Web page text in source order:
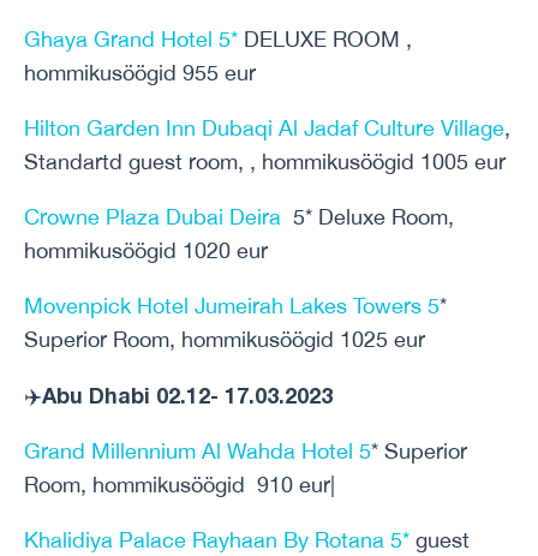
Ghaya Grand Hotel 5* DELUXE ROOM ,
hommikusöögid 955 eur
Hilton Garden Inn Dubaqi Al Jadaf Culture Village,
Standartd guest room, , hommikusöögid 1005 eur
Crowne Plaza Dubai Deira 5* Deluxe Room,
hommikusöögid 1020 eur
Movenpick Hotel Jumeirah Lakes Towers 5*
Superior Room, hommikusöögid 1025 eur
✈️Abu Dhabi 02.12- 17.03.2023
Grand Millennium Al Wahda Hotel 5* Superior
Room, hommikusöögid 910 eur|
Khalidiya Palace Rayhaan By Rotana 5* guest